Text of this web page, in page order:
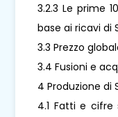
3.2.3 Le prime
base ai ricavi di
3.3 Prezzo
3.4 Fusioni e
4 Produzione di
4.1 Fatti e